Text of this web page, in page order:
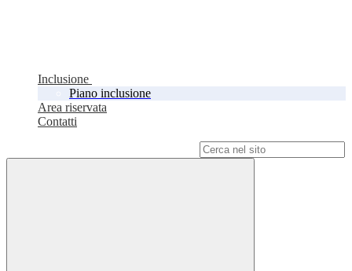
Inclusione
Piano inclusione
Area riservata
Contatti